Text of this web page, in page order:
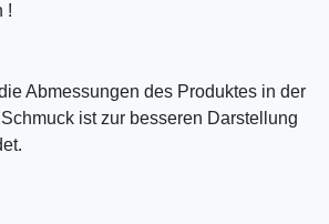
!
Abmessungen des Produktes in der
ist zur besseren Darstellung